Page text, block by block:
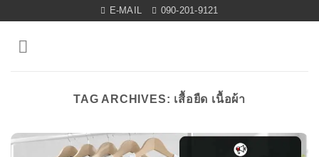
content
E-MAIL 090-201-9121
TAG ARCHIVES: เสื้อยืด เนื้อผ้า